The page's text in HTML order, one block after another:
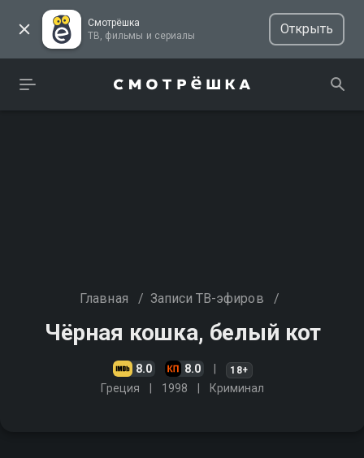
Смотрёшка
ТВ, фильмы и сериалы
Открыть
Главная / Записи ТВ-эфиров /
Чёрная кошка, белый кот
8.0 8.0 18+
Греция 1998 Криминал